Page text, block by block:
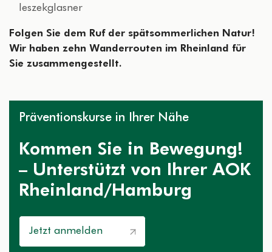
leszekglasner
Folgen Sie dem Ruf der spätsommerlichen Natur!
Wir haben zehn Wanderrouten im Rheinland für
Sie zusammengestellt.
Präventionskurse in Ihrer Nähe
Kommen Sie in Bewegung!
– Unterstützt von Ihrer AOK
Rheinland/Hamburg
Jetzt anmelden